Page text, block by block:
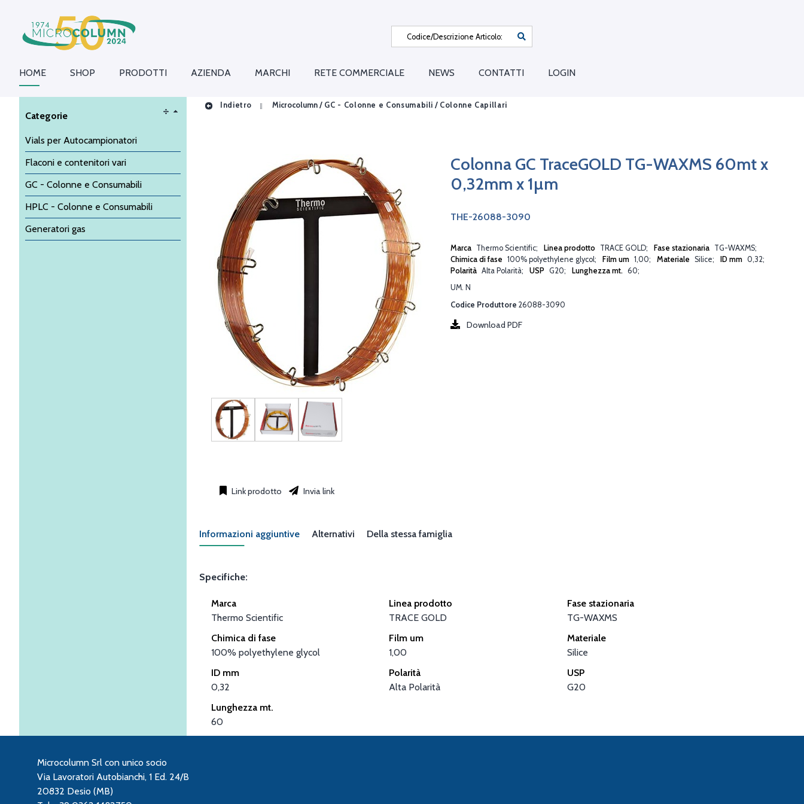
HOME SHOP PRODOTTI AZIENDA MARCHI RETE COMMERCIALE NEWS CONTATTI LOGIN
Categorie
Vials per Autocampionatori
Flaconi e contenitori vari
GC - Colonne e Consumabili
HPLC - Colonne e Consumabili
Generatori gas
Indietro Microcolumn / GC - Colonne e Consumabili / Colonne Capillari
Colonna GC TraceGOLD TG-WAXMS 60mt x
0,32mm x 1µm
THE-26088-3090
Marca Thermo Scientific Linea prodotto TRACE GOLD Fase stazionaria TG-WAXMS
Chimica di fase 100% polyethylene glycol Film um 1,00 Materiale Silice ID mm 0,32
Polarità Alta Polarità USP G20 Lunghezza mt. 60
UM. N
Download PDF
Codice Produttore 26088-3090
Link prodotto Invia link
Informazioni aggiuntive Alternativi Della stessa famiglia
Specifiche:
Marca
Thermo Scientific
Linea prodotto
TRACE GOLD
Fase stazionaria
TG-WAXMS
Chimica di fase
100% polyethylene glycol
Film um
1,00
Materiale
Silice
ID mm
0,32
Polarità
Alta Polarità
USP
G20
Lunghezza mt.
60
Microcolumn Srl con unico socio
Via Lavoratori Autobianchi, 1 Ed. 24/B
20832 Desio (MB)